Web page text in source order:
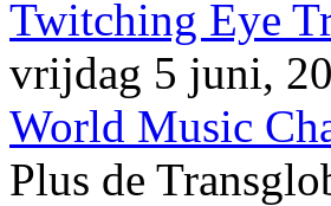
Twitching Eye
vrijdag 5 juni,
World Music
Plus de